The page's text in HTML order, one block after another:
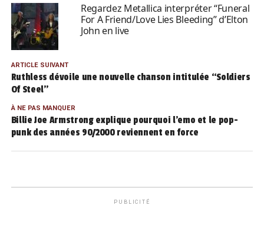
Regardez Metallica interpréter “Funeral
For A Friend/Love Lies Bleeding” d’Elton
John en live
ARTICLE SUIVANT
Ruthless dévoile une nouvelle chanson intitulée “Soldiers
Of Steel”
À NE PAS MANQUER
Billie Joe Armstrong explique pourquoi l’emo et le pop-
punk des années 90/2000 reviennent en force
PUBLICITÉ